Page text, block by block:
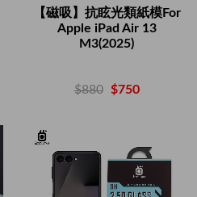
【磁吸】抗眩光類紙模For
Apple iPad Air 13
M3(2025)
$880 $750